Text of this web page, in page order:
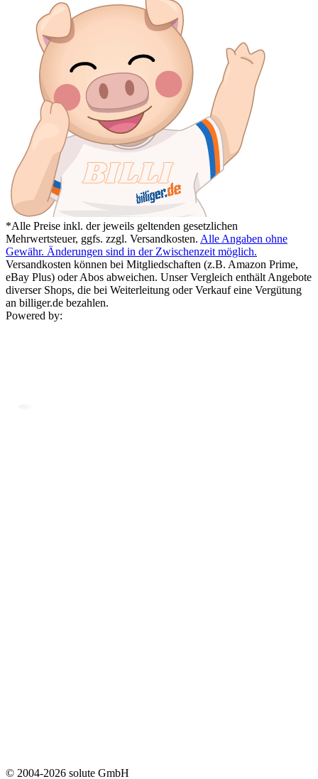
*Alle Preise inkl. der jeweils geltenden gesetzlichen
Mehrwertsteuer, ggfs. zzgl. Versandkosten. Alle Angaben ohne
Gewähr. Änderungen sind in der Zwischenzeit möglich.
Versandkosten können bei Mitgliedschaften (z.B. Amazon Prime,
eBay Plus) oder Abos abweichen. Unser Vergleich enthält Angebote
diverser Shops, die bei Weiterleitung oder Verkauf eine Vergütung
an billiger.de bezahlen.
Powered by:
© 2004-2026 solute GmbH